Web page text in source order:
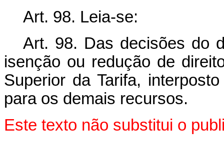
Art. 98. Leia-se:
Art. 98. Das decisões do
isenção ou redução de
Superior da Tarifa,
para os demais recursos.
Este texto não substitui o